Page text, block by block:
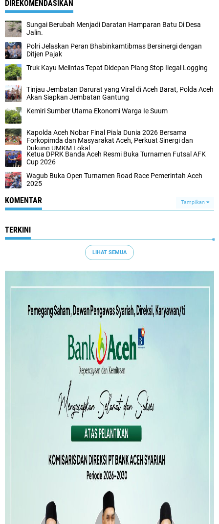
DIREKOMENDASIKAN
Sungai Berubah Menjadi Daratan Hamparan Batu Di Desa
Jalin.
Polri Jelaskan Peran Bhabinkamtibmas Bersinergi dengan
Ditjen Pajak
Truk Kayu Melintas Tepat Didepan Plang Stop Ilegal Logging
Tinjau Jembatan Darurat yang Viral di Aceh Barat, Polda Aceh
Akan Siapkan Jembatan Gantung
Kemiri Sumber Utama Ekonomi Warga Ie Suum
Kapolda Aceh Nobar Final Piala Dunia 2026 Bersama
Forkopimda dan Masyarakat Aceh, Perkuat Sinergi dan
Dukung UMKM Lokal
Ketua DPRK Banda Aceh Resmi Buka Turnamen Futsal AFK
Cup 2026
Wagub Buka Open Turnamen Road Race Pemerintah Aceh
2025
KOMENTAR Tampilkan
TERKINI
LIHAT SEMUA